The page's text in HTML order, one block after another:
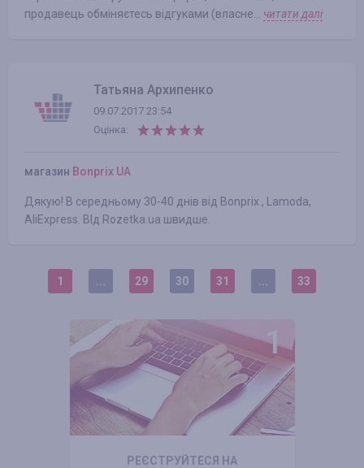
продавець обміняєтесь відгуками (власне... читати далі
Татьяна Архипенко
09.07.2017 23:54
Оцінка:
магазин Bonprix UA
Дякую! В середньому 30-40 днів від Bonprix , Lamoda,
AliExpress. ВІд Rozetka.ua швидше.
1 29 30 31 33
РЕЄСТРУЙТЕСЯ НА